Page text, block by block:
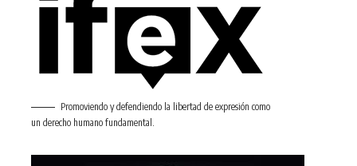
Promoviendo y defendiendo la libertad de expresión como
un derecho humano fundamental.